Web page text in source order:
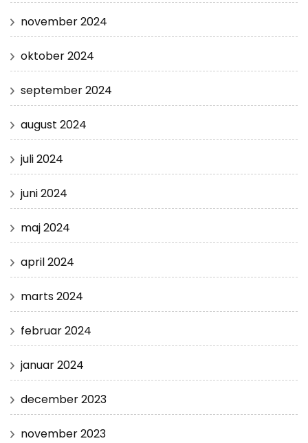
november 2024
oktober 2024
september 2024
august 2024
juli 2024
juni 2024
maj 2024
april 2024
marts 2024
februar 2024
januar 2024
december 2023
november 2023